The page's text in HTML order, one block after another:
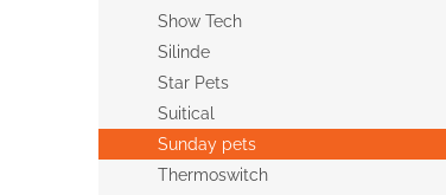
Show Tech
Silinde
Star Pets
Suitical
Sunday pets
Thermoswitch